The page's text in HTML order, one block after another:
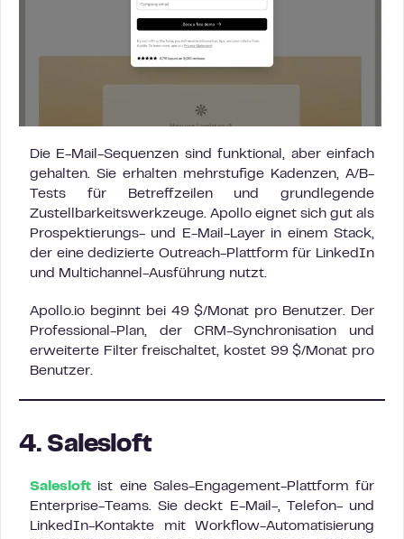
Die E-Mail-Sequenzen sind funktional, aber einfach
gehalten. Sie erhalten mehrstufige Kadenzen, A/B-
Tests für Betreffzeilen und grundlegende
Zustellbarkeitswerkzeuge. Apollo eignet sich gut als
Prospektierungs- und E-Mail-Layer in einem Stack,
der eine dedizierte Outreach-Plattform für LinkedIn
und Multichannel-Ausführung nutzt.
Apollo.io beginnt bei 49 $/Monat pro Benutzer. Der
Professional-Plan, der CRM-Synchronisation und
erweiterte Filter freischaltet, kostet 99 $/Monat pro
Benutzer.
4. Salesloft
Salesloft ist eine Sales-Engagement-Plattform für
Enterprise-Teams. Sie deckt E-Mail-, Telefon- und
LinkedIn-Kontakte mit Workflow-Automatisierung